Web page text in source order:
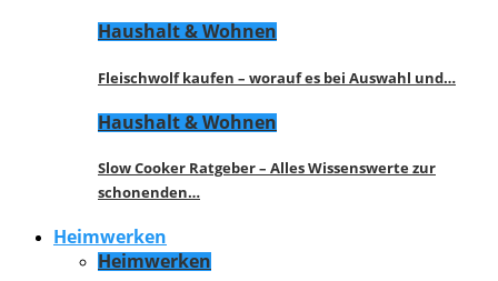
Haushalt & Wohnen
Fleischwolf kaufen – worauf es bei Auswahl und…
Haushalt & Wohnen
Slow Cooker Ratgeber – Alles Wissenswerte zur
schonenden…
Heimwerken
Heimwerken